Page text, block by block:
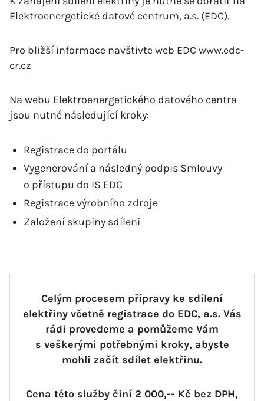
Elektroenergetické datové centrum, a.s. (EDC).
Pro bližší informace navštivte web EDC www.edc-
cr.cz
Na webu Elektroenergetického datového centra
jsou nutné následující kroky:
Registrace do portálu
Vygenerování a následný podpis Smlouvy
o přístupu do IS EDC
Registrace výrobního zdroje
Založení skupiny sdílení
Celým procesem přípravy ke sdílení
elektřiny včetně registrace do EDC, a.s. Vás
rádi provedeme a pomůžeme Vám
s veškerými potřebnými kroky, abyste
mohli začít sdílet elektřinu.
Cena této služby činí 2 000,-- Kč bez DPH,